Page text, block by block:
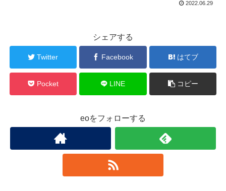
2022.06.29
シェアする
Twitter Facebook はてブ
Pocket LINE コピー
eoをフォローする